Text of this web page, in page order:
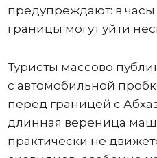
предупреждают: в
границы могут уйти
Туристы массово
с автомобильной
перед границей с
длинная вереница
практически не